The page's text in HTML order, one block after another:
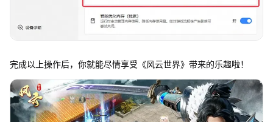
完成以上操作后，你就能尽情享受《风云世界》带来的乐趣啦！